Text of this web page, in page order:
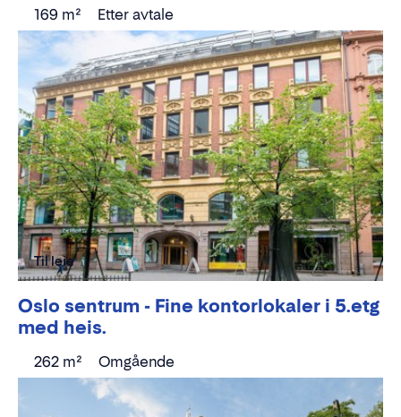
169 m² Etter avtale
Oslo sentrum - Fine kontorlokaler i 5.etg
med heis.
262 m² Omgående
Til leie